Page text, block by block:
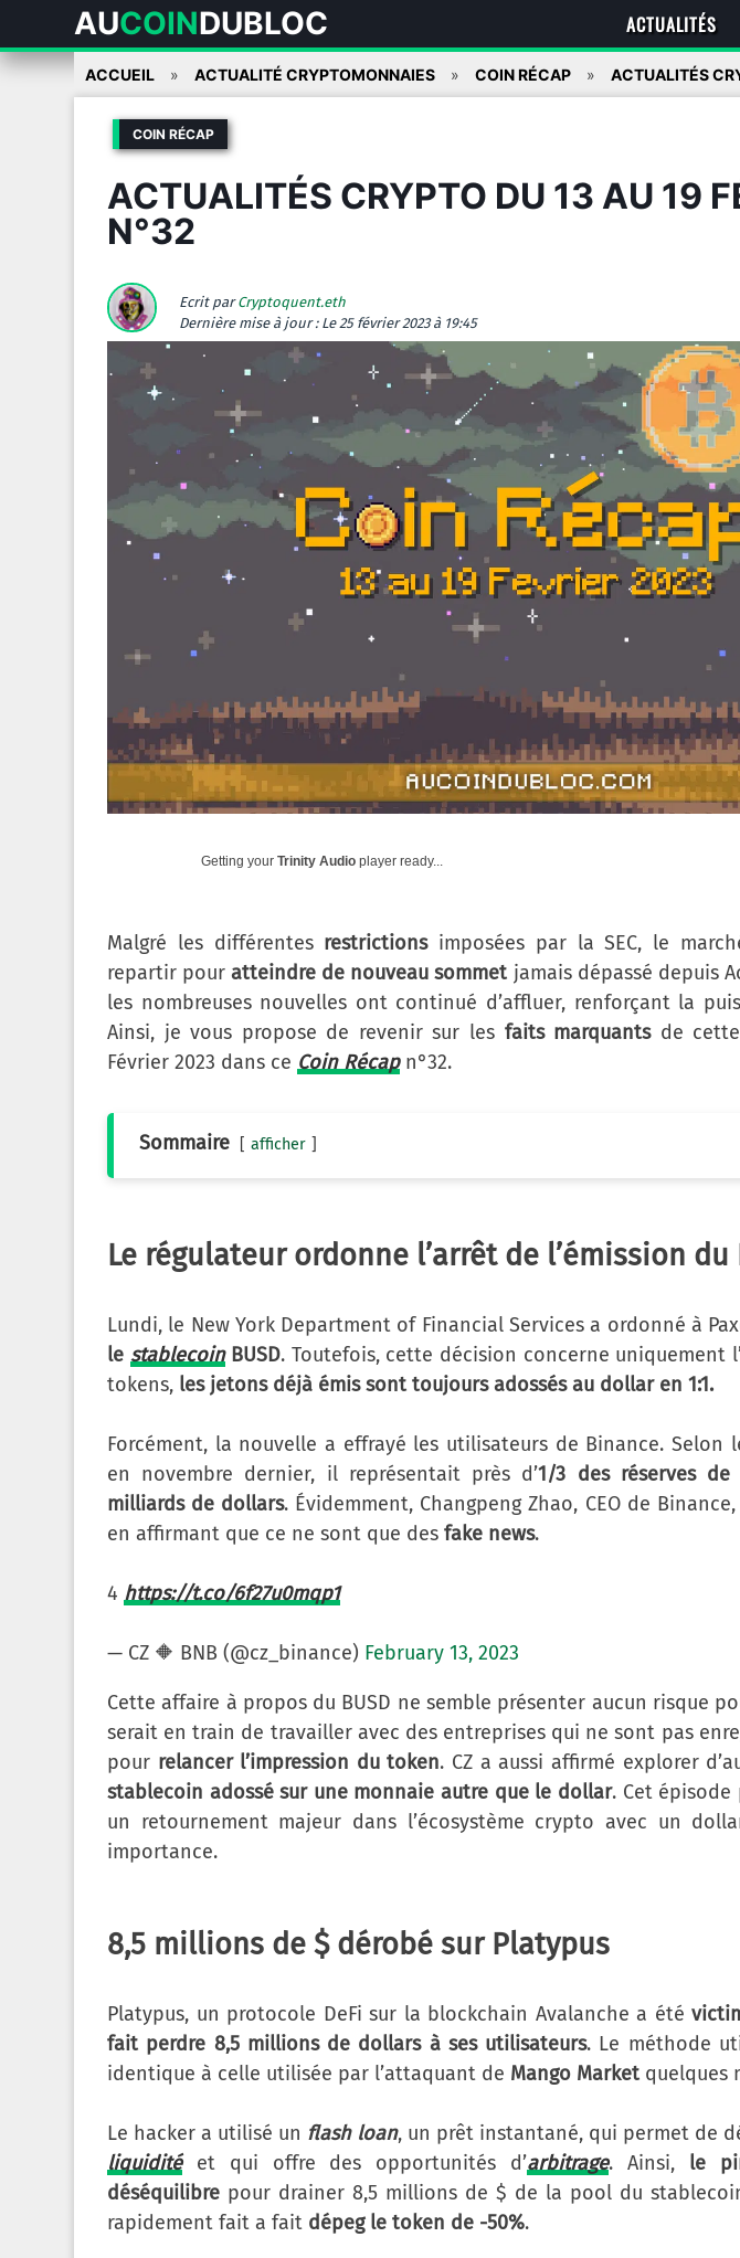
AUCOINDUBLOC ACTUALITÉS
Skip
ACCUEIL ACTUALITÉ CRYPTOMONNAIES COIN RÉCAP ACTUALITÉS
COIN RÉCAP
ACTUALITÉS CRYPTO DU 13 AU 19
N°32
Ecrit parCryptoquent.eth
Dernière mise à jour : Le 25 février 2023 à 19:45
Getting your Trinity Audio player ready...
Malgré les différentes restrictionsimposées par la SEC, le
repartir pouratteindre de nouveau sommet jamais dépassé depuis
les nombreuses nouvelles ont continué d’affluer, renforçant la
Ainsi, je vous propose de revenir sur les faits marquantsde cette
Février 2023 dans ce Coin Récapn°32.
Sommaire afficher
Le régulateur ordonne l’arrêt de l’émission du
Lundi, le New York Department of Financial Services a ordonné à
le stablecoinBUSD. Toutefois, cette décision concerne uniquement
tokens, les jetons déjà émis sont toujours adossés au dollar en 1:1.
Forcément, la nouvelle a effrayé les utilisateurs de Binance. Selon
en novembre dernier, il représentait près d’1/3 des réserves
milliards de dollars. Évidemment, Changpeng Zhao, CEO de
en affirmant que ce ne sont que des fake news.
4 https://t.co/6f27u0mqp1
— CZ 🔶 BNB (@cz_binance) February 13, 2023
Cette affaire à propos du BUSD ne semble présenter aucun risque
serait en train de travailler avec des entreprises qui ne sont pas
pour relancer l’impression du token. CZ a aussi affirmé explorer
stablecoin adossé sur une monnaie autre que le dollar. Cet
un retournement majeur dans l’écosystème crypto avec un
importance.
8,5 millions de $ dérobé sur Platypus
Platypus, un protocole DeFi sur la blockchain Avalanche a été
fait perdre 8,5 millions de dollars à ses utilisateurs. Le méthode
identique à celle utilisée par l’attaquant de Mango Market quelques
Le hacker a utilisé un flash loan, un prêt instantané, qui permet de
liquiditéet qui offre des opportunités d’arbitrage. Ainsi, le
déséquilibre pour drainer 8,5 millions de $ de la pool du
rapidement fait a fait dépeg le token de -50%.